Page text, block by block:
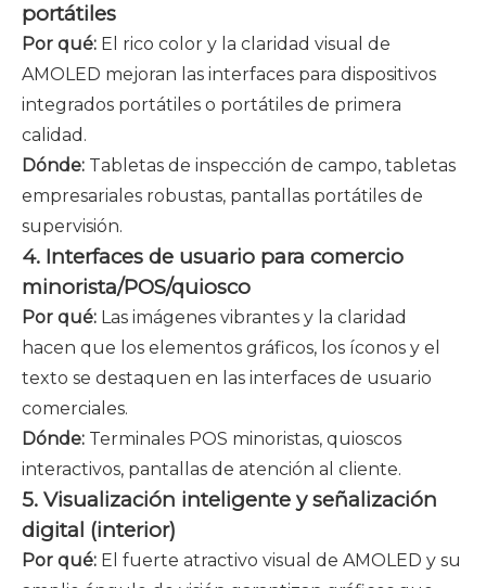
portátiles
Por qué: El rico color y la claridad visual de
AMOLED mejoran las interfaces para dispositivos
integrados portátiles o portátiles de primera
calidad.
Dónde: Tabletas de inspección de campo, tabletas
empresariales robustas, pantallas portátiles de
supervisión.
4. Interfaces de usuario para comercio
minorista/POS/quiosco
Por qué: Las imágenes vibrantes y la claridad
hacen que los elementos gráficos, los íconos y el
texto se destaquen en las interfaces de usuario
comerciales.
Dónde: Terminales POS minoristas, quioscos
interactivos, pantallas de atención al cliente.
5. Visualización inteligente y señalización
digital (interior)
Por qué: El fuerte atractivo visual de AMOLED y su